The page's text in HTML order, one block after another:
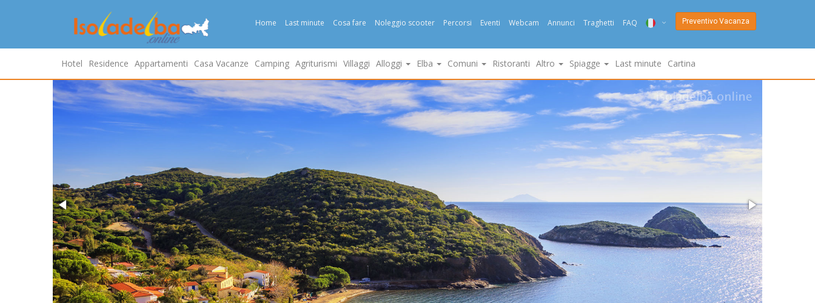
Home Last minute Cosa fare Noleggio scooter Percorsi Eventi Webcam Annunci Traghetti FAQ
ENG
DEU
NED
FRA
DAN
ESP
SLO
Preventivo Vacanza
Hotel Residence Appartamenti Casa Vacanze Camping Agriturismi Villaggi Alloggi Elba Comuni Ristoranti Altro Spiagge Last minute Cartina